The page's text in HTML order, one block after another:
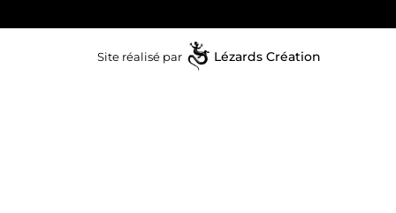
Site réalisé par Lézards Création